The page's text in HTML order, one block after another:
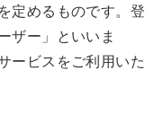
定めるものです。登
ザー」といいま
ービスをご利用いた